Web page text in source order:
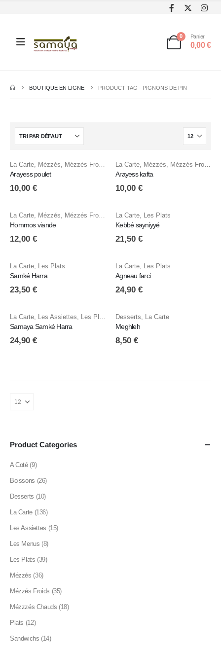
0 Panier
0,00€
BOUTIQUE EN LIGNE PRODUCT TAG - PIGNONS DE PIN
La Carte, Mézzés, Mézzés Froids Mézzzés Chauds
Arayess poulet
10,00 €
La Carte, Mézzés, Mézzés Froids
Arayess kafta
10,00 €
La Carte, Mézzés, Mézzés Froids Mézzzés Chauds
Hommos viande
12,00 €
La Carte, Les Plats
Kebbé sayniyyé
21,50 €
La Carte, Les Plats
Samké Harra
23,50 €
La Carte, Les Plats
Agneau farci
24,90 €
La Carte, Les Assiettes, Les Plats
Samaya Samké Harra
24,90 €
Desserts, La Carte
Meghleh
8,50 €
Product Categories
A Coté (9)
Boissons (26)
Desserts (10)
La Carte (136)
Les Assiettes (15)
Les Menus (8)
Les Plats (39)
Mézzés (36)
Mézzés Froids (35)
Mézzzés Chauds (18)
Plats (12)
Sandwichs (14)